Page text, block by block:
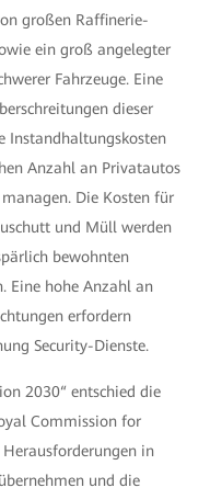
großen Raffinerie-
ein groß angelegter
Fahrzeuge. Eine
dieser
Instandhaltungskosten
Anzahl an Privatautos
Die Kosten für
und Müll werden
bewohnten
Eine hohe Anzahl an
erfordern
Security-Dienste.
2030“ entschied die
Commission for
in
und die